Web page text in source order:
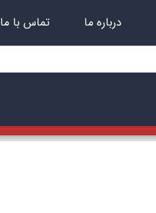
درباره ما تماس با ما